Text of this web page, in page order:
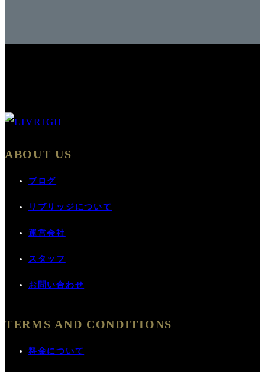
ABOUT US
ブログ
リブリッジについて
運営会社
スタッフ
お問い合わせ
TERMS AND CONDITIONS
料金について